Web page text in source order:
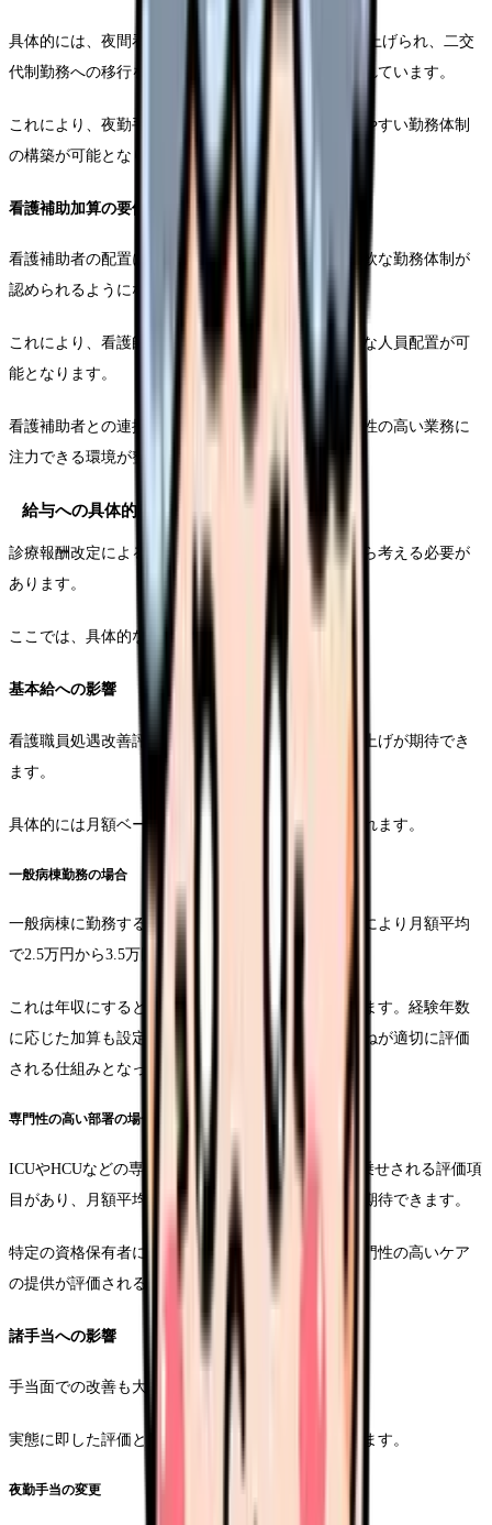
具体的には、夜間看護配置加算が従来の1.5倍に引き上げられ、二交
代制勤務への移行を行う医療機関への支援も強化されています。
これにより、夜勤手当の実質的な増額や、より働きやすい勤務体制
の構築が可能となります。
看護補助加算の要件見直し
看護補助者の配置に関する評価が見直され、より柔軟な勤務体制が
認められるようになりました。
これにより、看護師の業務負担軽減と、より効率的な人員配置が可
能となります。
看護補助者との連携強化により、看護師がより専門性の高い業務に
注力できる環境が整備されます。
給与への具体的影響
診療報酬改定による給与への影響は、複数の側面から考える必要が
あります。
ここでは、具体的な数値とともに解説します。
基本給への影響
看護職員処遇改善評価料の新設により、基本給の底上げが期待でき
ます。
具体的には月額ベースで以下のような変化が見込まれます。
一般病棟勤務の場合
一般病棟に勤務する看護師の場合、処遇改善評価料により月額平均
で2.5万円から3.5万円程度の増額が見込まれます。
これは年収にすると30万円から42万円の増加となります。経験年数
に応じた加算も設定されており、キャリアの積み重ねが適切に評価
される仕組みとなっています。
専門性の高い部署の場合
ICUやHCUなどの専門性の高い部署では、さらに上乗せされる評価項
目があり、月額平均で4万円から5万円程度の増額が期待できます。
特定の資格保有者に対する評価も強化され、より専門性の高いケア
の提供が評価される仕組みとなっています。
諸手当への影響
手当面での改善も大きな特徴となっています。
実態に即した評価と、より柔軟な運用が可能となります。
夜勤手当の変更